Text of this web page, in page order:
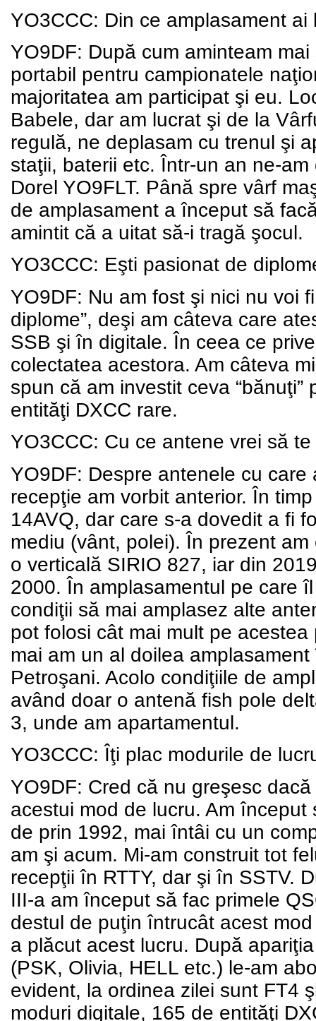
YO3CCC: Din ce amplasament
YO9DF: După cum aminteam
portabil pentru campionatele
majoritatea am participat şi eu.
Babele, dar am lucrat şi de la
regulă, ne deplasam cu trenul şi
staţii, baterii etc. Într-un an ne-
Dorel YO9FLT. Până spre vârf
de amplasament a început să
amintit că a uitat să-i tragă şocul.
YO3CCC: Eşti pasionat de
YO9DF: Nu am fost şi nici nu voi
diplome”, deşi am câteva care
SSB şi în digitale. În ceea ce
colectatea acestora. Am câteva
spun că am investit ceva
entităţi DXCC rare.
YO3CCC: Cu ce antene vrei să
YO9DF: Despre antenele cu
recepţie am vorbit anterior. În
14AVQ, dar care s-a dovedit a fi
mediu (vânt, polei). În prezent
o verticală SIRIO 827, iar din
2000. În amplasamentul pe care
condiţii să mai amplasez alte
pot folosi cât mai mult pe
mai am un al doilea
Petroşani. Acolo condiţiile de
având doar o antenă fish pole
3, unde am apartamentul.
YO3CCC: Îţi plac modurile de
YO9DF: Cred că nu greşesc
acestui mod de lucru. Am
de prin 1992, mai întâi cu un
am şi acum. Mi-am construit tot
recepţii în RTTY, dar şi în SSTV.
III-a am început să fac primele
destul de puţin întrucât acest
a plăcut acest lucru. După
(PSK, Olivia, HELL etc.) le-am
evident, la ordinea zilei sunt FT4
moduri digitale, 165 de entităţi